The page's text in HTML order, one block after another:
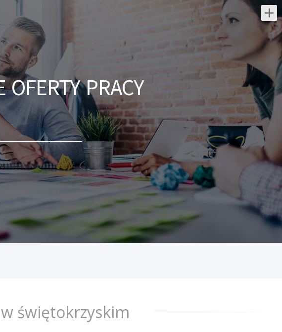
Najnowsze oferty pracy:
Pracownik Działu Dostaw
(K/M)
MAKRO Cash and Carry Polska S.A.
świętokrzyskie/ Kielce, ul.
Transportowców 15
Do Twoich głównych zadań będzie
należało: Kompletowanie towarów
zgodnie z zamówieniami klientów. Dbanie
o zgodność jakościową oraz ilościową...
dzisiaj
Przedstawiciel /
Przedstawicielka ds.
sprzedaży ubezpieczeń
majątkowych
potrzeb klientów i dobór odpowiednich
PRACY
świętokrzyskim